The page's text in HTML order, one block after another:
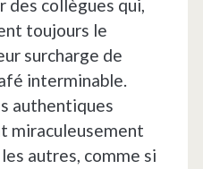
des collègues qui,
toujours le
surcharge de
interminable.
authentiques
miraculeusement
autres, comme si